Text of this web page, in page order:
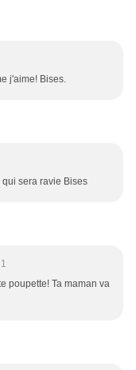
j'aime! Bises.
qui sera ravie Bises
poupette! Ta maman va